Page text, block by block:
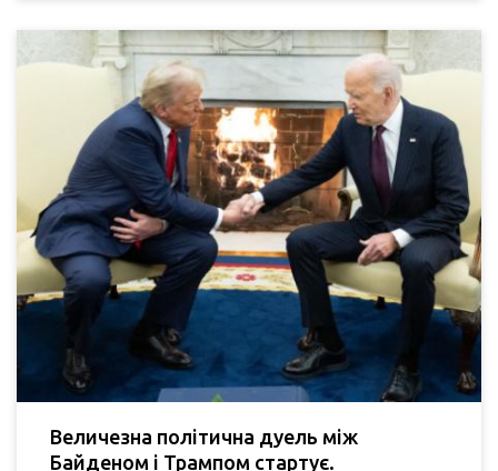
Величезна політична дуель між
Байденом і Трампом стартує.